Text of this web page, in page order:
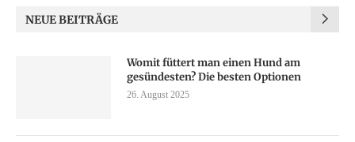
NEUE BEITRÄGE
Womit füttert man einen Hund am
gesündesten? Die besten Optionen
26. August 2025